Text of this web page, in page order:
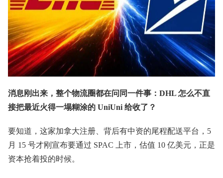
消息刚出来，整个物流圈都在问同一件事：DHL 怎么不直
接把最近火得一塌糊涂的 UniUni 给收了？
要知道，这家加拿大注册、背后有中资的尾程配送平台，5
月 15 号才刚宣布要通过 SPAC 上市，估值 10 亿美元，正是
资本抢着投的时候。